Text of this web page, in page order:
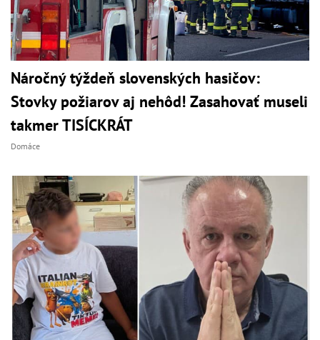
Náročný týždeň slovenských hasičov:
Stovky požiarov aj nehôd! Zasahovať museli
takmer TISÍCKRÁT
Domáce